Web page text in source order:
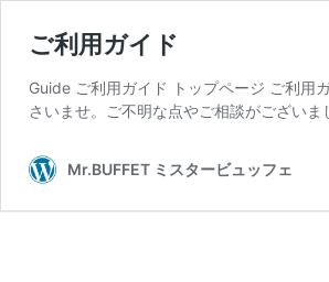
ご利用ガイド
Guide ご利用ガイド トップページ ご利用
さいませ。ご不明な点やご相談がござい
Mr.BUFFET ミスタービュッフェ